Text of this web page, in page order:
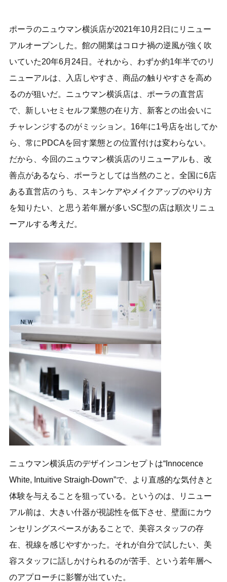
ポーラのニュウマン横浜店が2021年10月2日にリニュー
アルオープンした。館の開業はコロナ禍の逆風が強く吹
いていた20年6月24日。それから、わずか約1年半でのリ
ニューアルは、入店しやすさ、商品の触りやすさを高め
るのが狙いだ。ニュウマン横浜店は、ポーラの直営店
で、新しいセミセルフ業態の在り方、新客との出会いに
チャレンジするのがミッション。16年に1号店を出してか
ら、常にPDCAを回す業態との位置付けは変わらない。
だから、今回のニュウマン横浜店のリニューアルも、改
善点があるなら、ポーラとしては当然のこと。全国に6店
ある直営店のうち、スキンケアやメイクアップのやり方
を知りたい、と思う若年層が多いSC型の店は順次リニュ
ーアルする考えだ。
ニュウマン横浜店のデザインコンセプトは“Innocence
White, Intuitive Straigh-Down”で、より直感的な気付きと
体験を与えることを狙っている。というのは、リニュー
アル前は、大きい什器が視認性を低下させ、壁面にカウ
ンセリングスペースがあることで、美容スタッフの存
在、視線を感じやすかった。それが自分で試したい、美
容スタッフに話しかけられるのが苦手、という若年層へ
のアプローチに影響が出ていた。